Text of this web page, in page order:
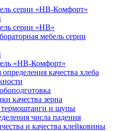
серии «НВ-Комфорт»
серии «НВ»
мебель серии
«НВ-Комфорт»
качества хлеба
качества зерна
и щупы
числа падения
и качества клейковины